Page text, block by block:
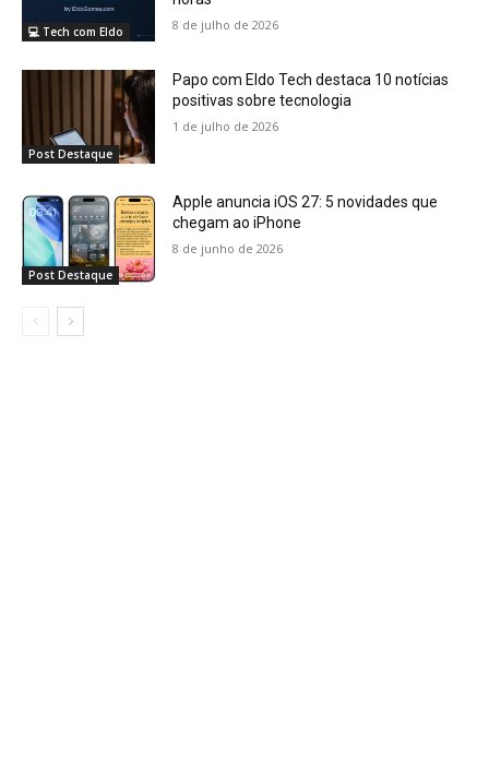
💻 Tech com Eldo 8 de julho de 2026
Post Destaque
Papo com Eldo Tech destaca 10 notícias
positivas sobre tecnologia
1 de julho de 2026
Post Destaque
Apple anuncia iOS 27: 5 novidades que
chegam ao iPhone
8 de junho de 2026